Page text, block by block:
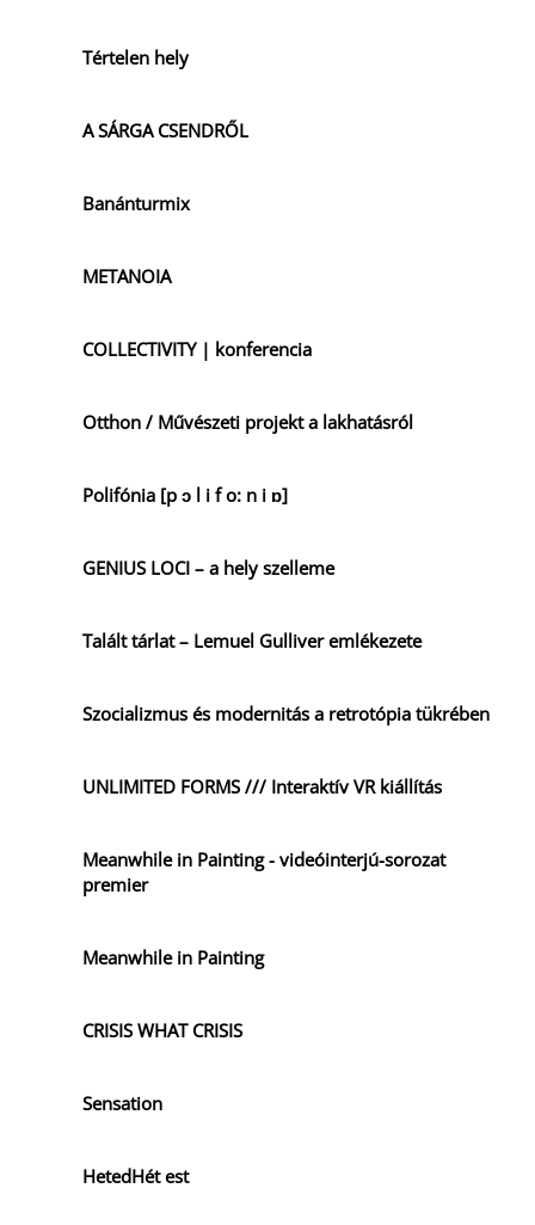
Tértelen hely
A SÁRGA CSENDRŐL
Banánturmix
METANOIA
COLLECTIVITY | konferencia
Otthon / Művészeti projekt a lakhatásról
Polifónia [p ɔ l i f o: n i ɒ]
GENIUS LOCI – a hely szelleme
Talált tárlat – Lemuel Gulliver emlékezete
Szocializmus és modernitás a retrotópia tükrében
UNLIMITED FORMS /// Interaktív VR kiállítás
Meanwhile in Painting - videóinterjú-sorozat
premier
Meanwhile in Painting
CRISIS WHAT CRISIS
Sensation
HetedHét est